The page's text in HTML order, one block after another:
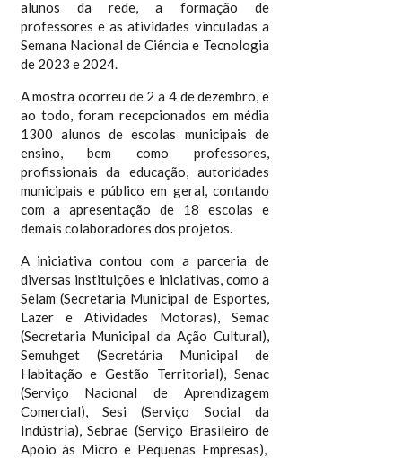
alunos da rede, a formação de
professores e as atividades vinculadas a
Semana Nacional de Ciência e Tecnologia
de 2023 e 2024.
A mostra ocorreu de 2 a 4 de dezembro, e
ao todo, foram recepcionados em média
1300 alunos de escolas municipais de
ensino, bem como professores,
profissionais da educação, autoridades
municipais e público em geral, contando
com a apresentação de 18 escolas e
demais colaboradores dos projetos.
A iniciativa contou com a parceria de
diversas instituições e iniciativas, como a
Selam (Secretaria Municipal de Esportes,
Lazer e Atividades Motoras), Semac
(Secretaria Municipal da Ação Cultural),
Semuhget (Secretária Municipal de
Habitação e Gestão Territorial), Senac
(Serviço Nacional de Aprendizagem
Comercial), Sesi (Serviço Social da
Indústria), Sebrae (Serviço Brasileiro de
Apoio às Micro e Pequenas Empresas),